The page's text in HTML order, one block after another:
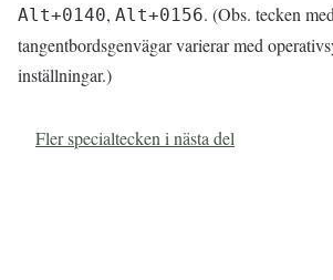
Alt+0140, Alt+0156. (Obs. tecken med
tangentbordsgenvägar varierar med
inställningar.)
Fler specialtecken i nästa del